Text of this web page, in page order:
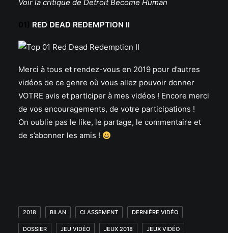
Voir la critique de Detroit Become Human
01) RED DEAD REDEMPTION II
Merci à tous et rendez-vous en 2019 pour d’autres
vidéos de ce genre où vous allez pouvoir donner
VOTRE avis et participer à mes vidéos ! Encore merci
de vos encouragements, de votre participations !
On oublie pas le like, le partage, le commentaire et
de s’abonner les amis !
2018 BILAN CLASSEMENT DERNIÈRE VIDÉO
DOSSIER JEU VIDÉO JEUX 2018 JEUX VIDÉO